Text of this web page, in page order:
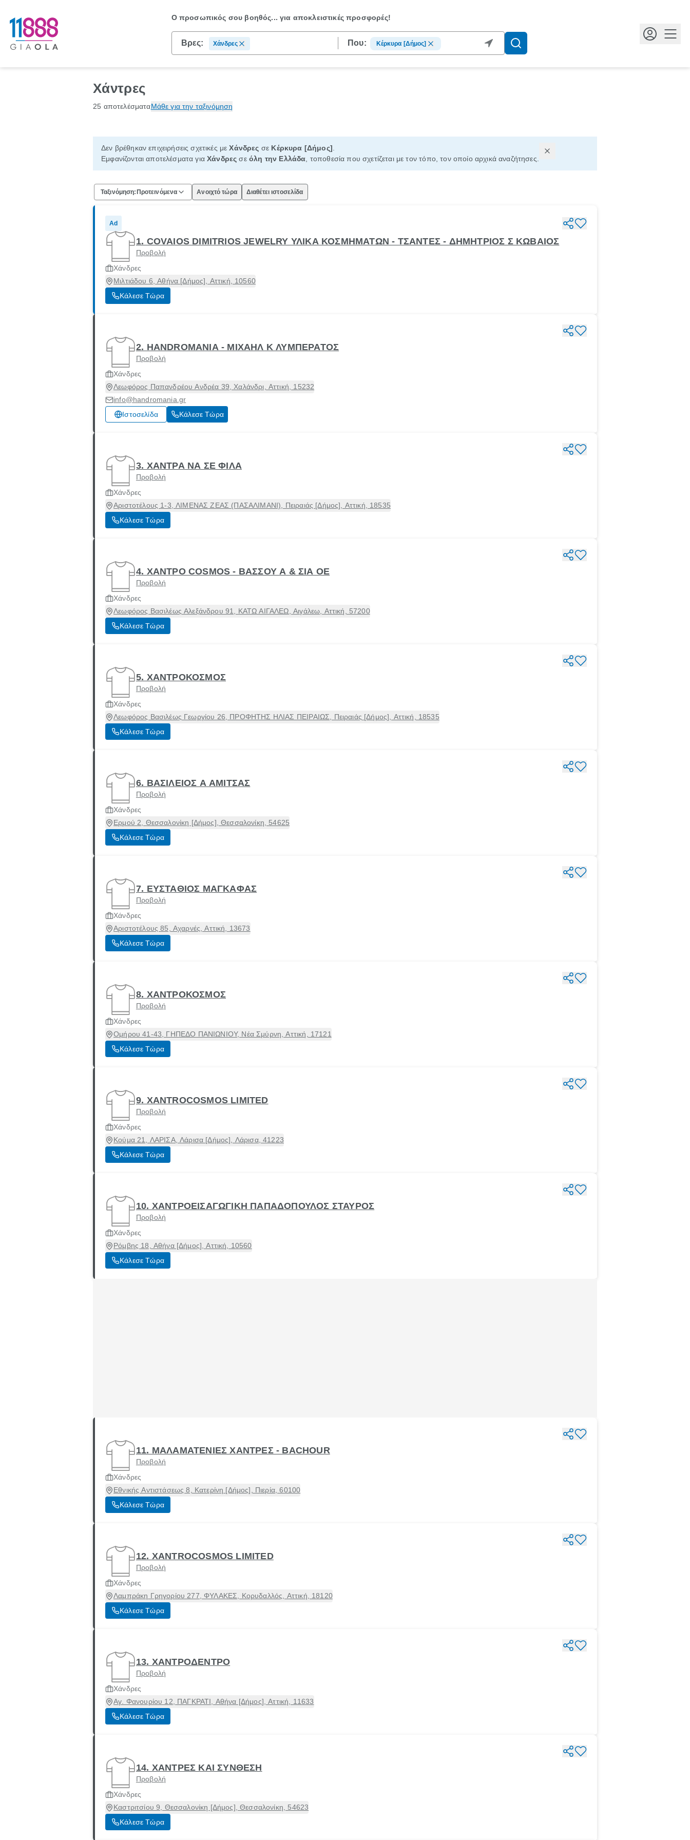
Ο προσωπικός σου βοηθός...για αποκλειστικές προσφορές!
Βρες: Χάνδρες Που: Κέρκυρα [Δήμος]
Χάντρες
25 αποτελέσματαΜάθε για την ταξινόμηση
Δεν βρέθηκαν επιχειρήσεις σχετικές μεΧάνδρες σε Κέρκυρα [Δήμος]
Εμφανίζονται αποτελέσματα γιαΧάνδρες σε όλη την Ελλάδα , τοποθεσία που σχετίζεται με τον τόπο, τον οποίο αρχικά αναζήτησες.
Ταξινόμηση: Προτεινόμενα Ανοιχτό τώρα Διαθέτει ιστοσελίδα
Ad
1. COVAIOS DIMITRIOS JEWELRY ΥΛΙΚΑ ΚΟΣΜΗΜΑΤΩΝ - ΤΣΑΝΤΕΣ - ΔΗΜΗΤΡΙΟΣ Σ ΚΩΒΑΙΟΣ
Προβολή
Χάνδρες
Μιλτιάδου 6, Αθήνα [Δήμος], Αττική, 10560
Κάλεσε Τώρα
2. HANDROMANIA - ΜΙΧΑΗΛ Κ ΛΥΜΠΕΡΑΤΟΣ
Προβολή
Χάνδρες
Λεωφόρος Παπανδρέου Ανδρέα 39, Χαλάνδρι, Αττική, 15232
info@handromania.gr
Ιστοσελίδα
Κάλεσε Τώρα
3. ΧΑΝΤΡΑ ΝΑ ΣΕ ΦΙΛΑ
Προβολή
Χάνδρες
Αριστοτέλους 1-3, ΛΙΜΕΝΑΣ ΖΕΑΣ (ΠΑΣΑΛΙΜΑΝΙ), Πειραιάς [Δήμος], Αττική, 18535
Κάλεσε Τώρα
4. ΧΑΝΤΡΟ COSMOS - ΒΑΣΣΟΥ Α & ΣΙΑ ΟΕ
Προβολή
Χάνδρες
Λεωφόρος Βασιλέως Αλεξάνδρου 91, ΚΑΤΩ ΑΙΓΑΛΕΩ, Αιγάλεω, Αττική, 57200
Κάλεσε Τώρα
5. ΧΑΝΤΡΟΚΟΣΜΟΣ
Προβολή
Χάνδρες
Λεωφόρος Βασιλέως Γεωργίου 26, ΠΡΟΦΗΤΗΣ ΗΛΙΑΣ ΠΕΙΡΑΙΩΣ, Πειραιάς [Δήμος], Αττική, 18535
Κάλεσε Τώρα
6. ΒΑΣΙΛΕΙΟΣ Α ΑΜΙΤΣΑΣ
Προβολή
Χάνδρες
Ερμού 2, Θεσσαλονίκη [Δήμος], Θεσσαλονίκη, 54625
Κάλεσε Τώρα
7. ΕΥΣΤΑΘΙΟΣ ΜΑΓΚΑΦΑΣ
Προβολή
Χάνδρες
Αριστοτέλους 85, Αχαρνές, Αττική, 13673
Κάλεσε Τώρα
8. ΧΑΝΤΡΟΚΟΣΜΟΣ
Προβολή
Χάνδρες
Ομήρου 41-43, ΓΗΠΕΔΟ ΠΑΝΙΩΝΙΟΥ, Νέα Σμύρνη, Αττική, 17121
Κάλεσε Τώρα
9. XANTROCOSMOS LIMITED
Προβολή
Χάνδρες
Κούμα 21, ΛΑΡΙΣΑ, Λάρισα [Δήμος], Λάρισα, 41223
Κάλεσε Τώρα
10. ΧΑΝΤΡΟΕΙΣΑΓΩΓΙΚΗ ΠΑΠΑΔΟΠΟΥΛΟΣ ΣΤΑΥΡΟΣ
Προβολή
Χάνδρες
Ρόμβης 18, Αθήνα [Δήμος], Αττική, 10560
Κάλεσε Τώρα
11. ΜΑΛΑΜΑΤΕΝΙΕΣ ΧΑΝΤΡΕΣ - BACHOUR
Προβολή
Χάνδρες
Εθνικής Αντιστάσεως 8, Κατερίνη [Δήμος], Πιερία, 60100
Κάλεσε Τώρα
12. XANTROCOSMOS LIMITED
Προβολή
Χάνδρες
Λαμπράκη Γρηγορίου 277, ΦΥΛΑΚΕΣ, Κορυδαλλός, Αττική, 18120
Κάλεσε Τώρα
13. ΧΑΝΤΡΟΔΕΝΤΡΟ
Προβολή
Χάνδρες
Αγ. Φανουρίου 12, ΠΑΓΚΡΑΤΙ, Αθήνα [Δήμος], Αττική, 11633
Κάλεσε Τώρα
14. ΧΑΝΤΡΕΣ ΚΑΙ ΣΥΝΘΕΣΗ
Προβολή
Χάνδρες
Καστριτσίου 9, Θεσσαλονίκη [Δήμος], Θεσσαλονίκη, 54623
Κάλεσε Τώρα